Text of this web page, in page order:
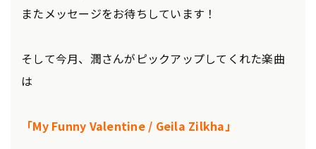
またメッセージをお待ちしています！
そして今月、潤さんがピックアップしてくれた楽曲
は
「My Funny Valentine / Geila Zilkha」